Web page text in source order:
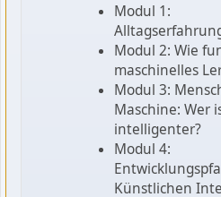
Modul 1:
Modul 2: Wie
maschinelles
Modul 3:
Maschine: Wer
intelligenter?
Modul 4:
Künstlichen